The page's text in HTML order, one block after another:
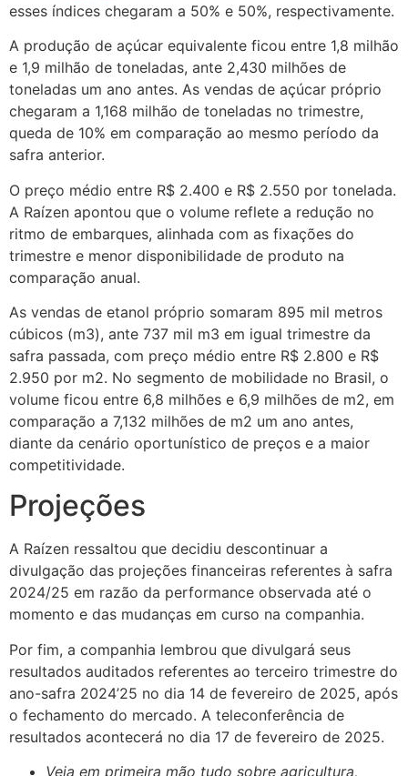
esses índices chegaram a 50% e 50%, respectivamente.
A produção de açúcar equivalente ficou entre 1,8 milhão
e 1,9 milhão de toneladas, ante 2,430 milhões de
toneladas um ano antes. As vendas de açúcar próprio
chegaram a 1,168 milhão de toneladas no trimestre,
queda de 10% em comparação ao mesmo período da
safra anterior.
O preço médio entre R$ 2.400 e R$ 2.550 por tonelada.
A Raízen apontou que o volume reflete a redução no
ritmo de embarques, alinhada com as fixações do
trimestre e menor disponibilidade de produto na
comparação anual.
As vendas de etanol próprio somaram 895 mil metros
cúbicos (m3), ante 737 mil m3 em igual trimestre da
safra passada, com preço médio entre R$ 2.800 e R$
2.950 por m2. No segmento de mobilidade no Brasil, o
volume ficou entre 6,8 milhões e 6,9 milhões de m2, em
comparação a 7,132 milhões de m2 um ano antes,
diante da cenário oportunístico de preços e a maior
competitividade.
Projeções
A Raízen ressaltou que decidiu descontinuar a
divulgação das projeções financeiras referentes à safra
2024/25 em razão da performance observada até o
momento e das mudanças em curso na companhia.
Por fim, a companhia lembrou que divulgará seus
resultados auditados referentes ao terceiro trimestre do
ano-safra 2024’25 no dia 14 de fevereiro de 2025, após
o fechamento do mercado. A teleconferência de
resultados acontecerá no dia 17 de fevereiro de 2025.
Veja em primeira mão tudo sobre agricultura,